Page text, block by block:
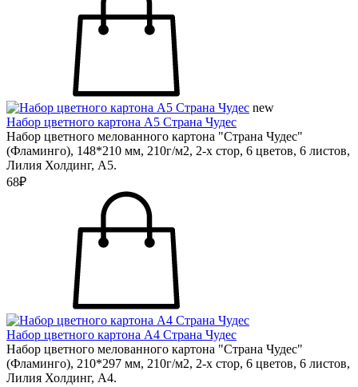
new
Набор цветного картона А5 Страна Чудес
Набор цветного мелованного картона "Страна Чудес"
(Фламинго), 148*210 мм, 210г/м2, 2-х стор, 6 цветов, 6 листов,
Лилия Холдинг, А5.
68₽
Набор цветного картона А4 Страна Чудес
Набор цветного мелованного картона "Страна Чудес"
(Фламинго), 210*297 мм, 210г/м2, 2-х стор, 6 цветов, 6 листов,
Лилия Холдинг, А4.